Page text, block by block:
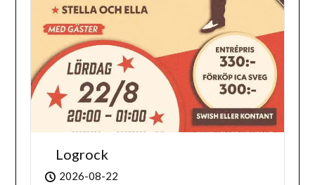
Logrock
2026-08-22